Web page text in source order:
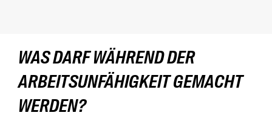
WAS DARF WÄHREND DER
ARBEITSUNFÄHIGKEIT GEMACHT
WERDEN?